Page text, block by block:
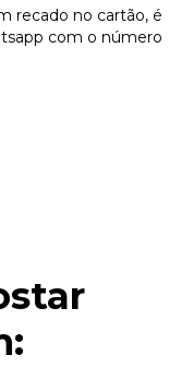
recado no cartão, é
com o número